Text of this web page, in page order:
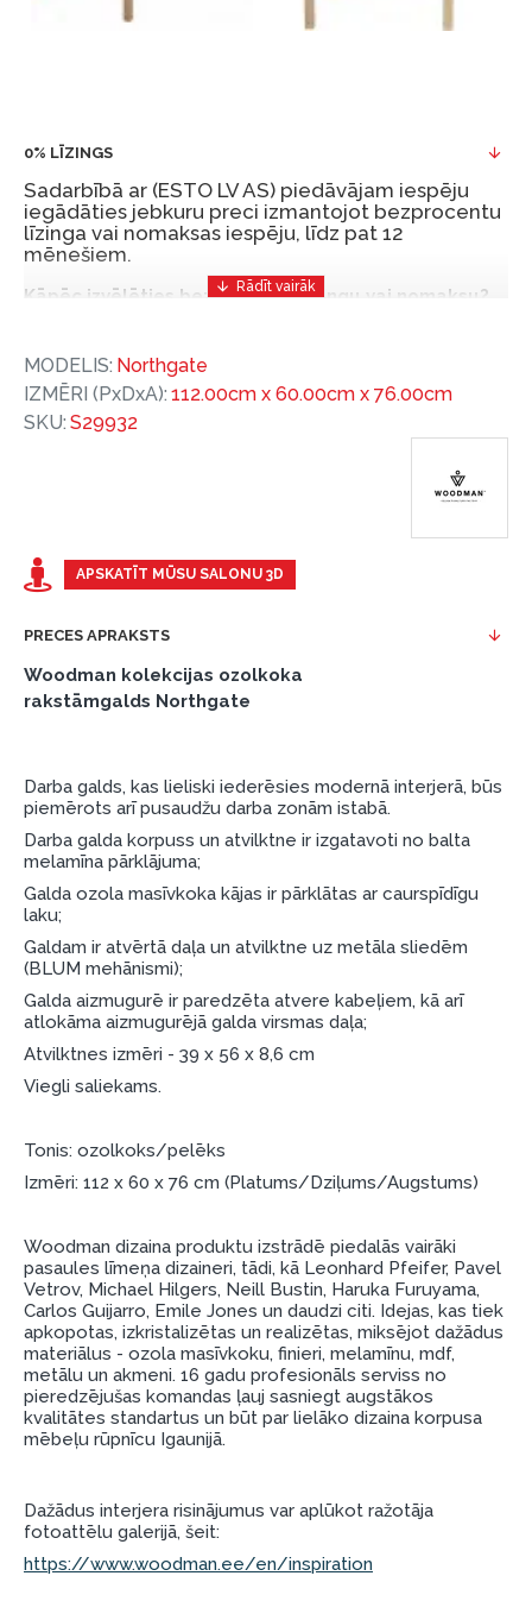
0% LĪZINGS
Sadarbībā ar (ESTO LV AS) piedāvājam iespēju
iegādāties jebkuru preci izmantojot bezprocentu
līzinga vai nomaksas iespēju, līdz pat 12
mēnešiem.
Kāpēc izvēlēties bezprocentu līzingu vai nomaksu?
un izdevīgs finansēšanas risinājums, lai iegādātos
vajadzīgās preces tulīt, bet par tām norēķinoties
vēlāk.
Ar ESTO iegūstiet bezprocentu līzinga vai nomaksas
priekšrocības bez pirmās iemaksas un ar nomaksas
Piemērs: Preces cena 300 €, termiņš: 12 mēneši,
pirmā iemaksa: 0 €, ikmēneša maksājums: 25 €,
salonu Dārzciema ielā 91, Rīga, Latvija.
ESTO LV AS (Dokumentu noformēšanai
nepieciešams Smart-ID, eParaksts eID, eParaksts
eID mobile, ESTO konts vai banka Swedbank,
Luminor, SEB vai Citadele).
Līguma nosacījumi:
Līzinga līgumu drīkst parakstīt tikai tā persona,
kura ir norādīta kredīta saņemšanas līgumā.
Papildu informācija:
Pirms kredīta noformēšanas, lūdzam iepazīties ar
preču piegādes noteikumiem
Finansiālā atbildība:
Aicinām aizņemties atbildīgi! Pirms aizņemties,
APSKATĪT MŪSU SALONU 3D
PRECES APRAKSTS
Woodman kolekcijas ozolkoka
rakstāmgalds Northgate
Darba galds, kas lieliski iederēsies modernā interjerā, būs
piemērots arī pusaudžu darba zonām istabā.
Darba galda korpuss un atvilktne ir izgatavoti no balta
melamīna pārklājuma;
Galda ozola masīvkoka kājas ir pārklātas ar caurspīdīgu
laku;
Galdam ir atvērtā daļa un atvilktne uz metāla sliedēm
(BLUM mehānismi);
Galda aizmugurē ir paredzēta atvere kabeļiem, kā arī
atlokāma aizmugurējā galda virsmas daļa;
Atvilktnes izmēri - 39 x 56 x 8,6 cm
Viegli saliekams.
Tonis: ozolkoks/pelēks
Izmēri: 112 x 60 x 76 cm (Platums/Dziļums/Augstums)
Woodman dizaina produktu izstrādē piedalās vairāki
pasaules līmeņa dizaineri, tādi, kā Leonhard Pfeifer, Pavel
Vetrov, Michael Hilgers, Neill Bustin, Haruka Furuyama,
Carlos Guijarro, Emile Jones un daudzi citi. Idejas, kas tiek
apkopotas, izkristalizētas un realizētas, miksējot dažādus
materiālus - ozola masīvkoku, finieri, melamīnu, mdf,
metālu un akmeni. 16 gadu profesionāls serviss no
pieredzējušas komandas ļauj sasniegt augstākos
kvalitātes standartus un būt par lielāko dizaina korpusa
mēbeļu rūpnīcu Igaunijā.
Dažādus interjera risinājumus var aplūkot ražotāja
fotoattēlu galerijā, šeit:
https://www.woodman.ee/en/inspiration
MODELIS: Northgate
IZMĒRI (PxDxA): 112.00cm x 60.00cm x 76.00cm
SKU: S29932